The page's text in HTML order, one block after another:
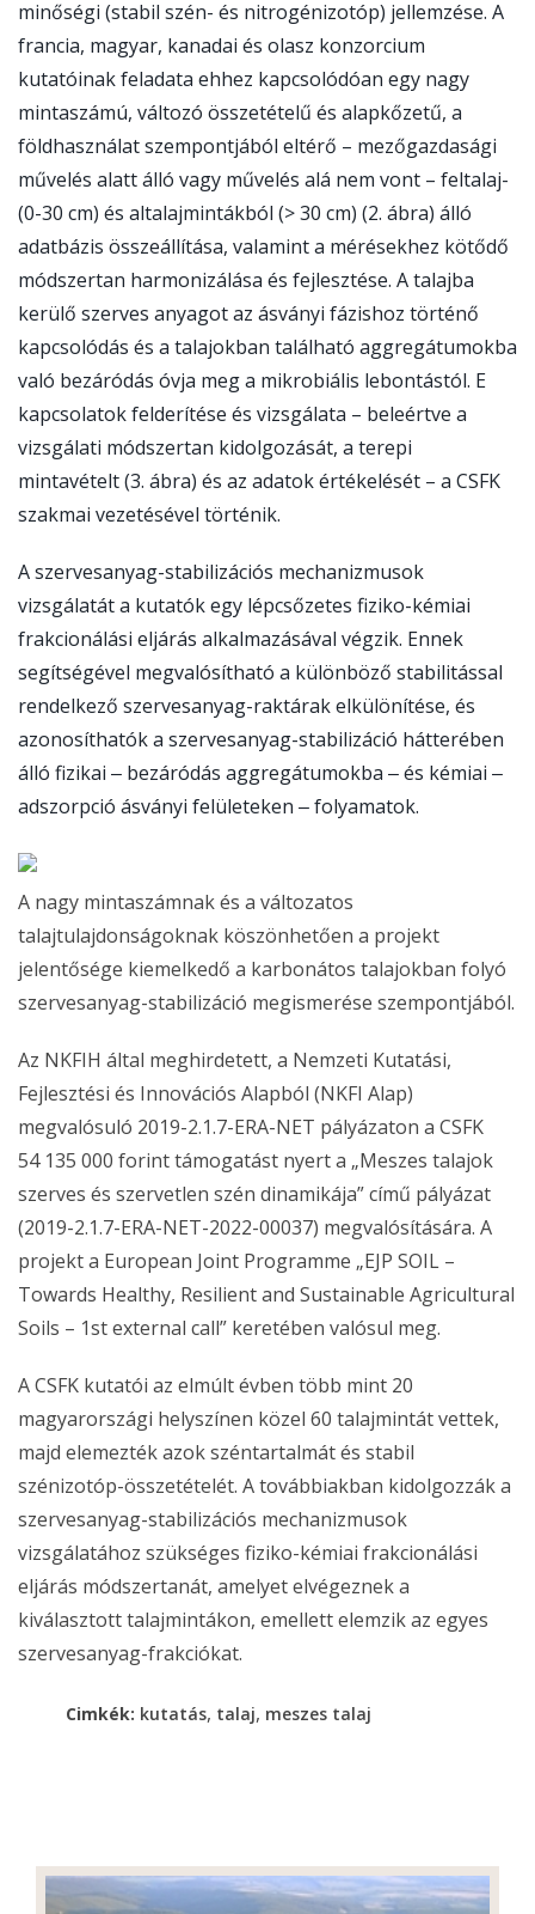
minőségi (stabil szén- és nitrogénizotóp) jellemzése. A
francia, magyar, kanadai és olasz konzorcium
kutatóinak feladata ehhez kapcsolódóan egy nagy
mintaszámú, változó összetételű és alapkőzetű, a
földhasználat szempontjából eltérő – mezőgazdasági
művelés alatt álló vagy művelés alá nem vont – feltalaj-
(0-30 cm) és altalajmintákból (> 30 cm) (2. ábra) álló
adatbázis összeállítása, valamint a mérésekhez kötődő
módszertan harmonizálása és fejlesztése. A talajba
kerülő szerves anyagot az ásványi fázishoz történő
kapcsolódás és a talajokban található aggregátumokba
való bezáródás óvja meg a mikrobiális lebontástól. E
kapcsolatok felderítése és vizsgálata – beleértve a
vizsgálati módszertan kidolgozását, a terepi
mintavételt (3. ábra) és az adatok értékelését – a CSFK
szakmai vezetésével történik.
A szervesanyag-stabilizációs mechanizmusok
vizsgálatát a kutatók egy lépcsőzetes fiziko-kémiai
frakcionálási eljárás alkalmazásával végzik. Ennek
segítségével megvalósítható a különböző stabilitással
rendelkező szervesanyag-raktárak elkülönítése, és
azonosíthatók a szervesanyag-stabilizáció hátterében
álló fizikai ‒ bezáródás aggregátumokba ‒ és kémiai ‒
adszorpció ásványi felületeken ‒ folyamatok.
A nagy mintaszámnak és a változatos
talajtulajdonságoknak köszönhetően a projekt
jelentősége kiemelkedő a karbonátos talajokban folyó
szervesanyag-stabilizáció megismerése szempontjából.
Az NKFIH által meghirdetett, a Nemzeti Kutatási,
Fejlesztési és Innovációs Alapból (NKFI Alap)
megvalósuló 2019-2.1.7-ERA-NET pályázaton a CSFK
54 135 000 forint támogatást nyert a „Meszes talajok
szerves és szervetlen szén dinamikája” című pályázat
(2019-2.1.7-ERA-NET-2022-00037) megvalósítására. A
projekt a European Joint Programme „EJP SOIL –
Towards Healthy, Resilient and Sustainable Agricultural
Soils – 1st external call” keretében valósul meg.
A CSFK kutatói az elmúlt évben több mint 20
magyarországi helyszínen közel 60 talajmintát vettek,
majd elemezték azok széntartalmát és stabil
szénizotóp-összetételét. A továbbiakban kidolgozzák a
szervesanyag-stabilizációs mechanizmusok
vizsgálatához szükséges fiziko-kémiai frakcionálási
eljárás módszertanát, amelyet elvégeznek a
kiválasztott talajmintákon, emellett elemzik az egyes
szervesanyag-frakciókat.
Cimkék: kutatás, talaj, meszes talaj